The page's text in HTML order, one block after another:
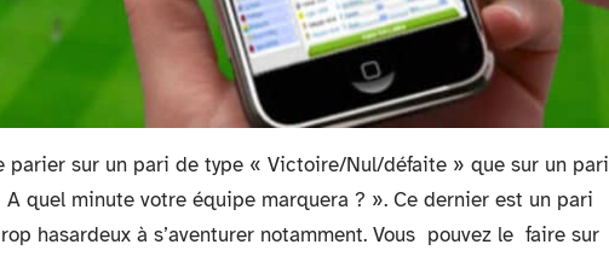
sur un pari de type « Victoire/Nul/défaite » que sur un pari
quel minute votre équipe marquera ? ». Ce dernier est un pari
hasardeux à s’aventurer notamment. Vous pouvez le faire sur